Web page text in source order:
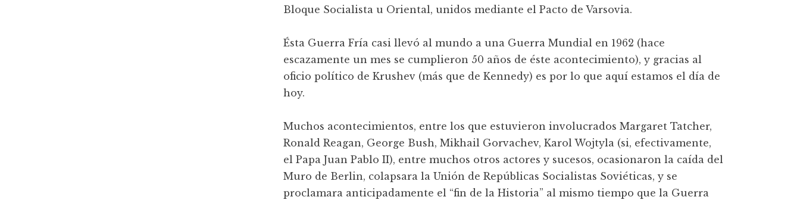
Bloque Socialista u Oriental, unidos mediante el Pacto de Varsovia.
Ésta Guerra Fría casi llevó al mundo a una Guerra Mundial en 1962 (hace
escazamente un mes se cumplieron 50 años de éste acontecimiento), y gracias al
oficio político de Krushev (más que de Kennedy) es por lo que aquí estamos el día de
hoy.
Muchos acontecimientos, entre los que estuvieron involucrados Margaret Tatcher,
Ronald Reagan, George Bush, Mikhail Gorvachev, Karol Wojtyla (si, efectivamente,
el Papa Juan Pablo II), entre muchos otros actores y sucesos, ocasionaron la caída del
Muro de Berlin, colapsara la Unión de Repúblicas Socialistas Soviéticas, y se
proclamara anticipadamente el “fin de la Historia” al mismo tiempo que la Guerra